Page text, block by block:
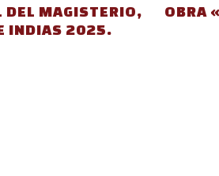
DEL MAGISTERIO,
INDIAS 2025.
OBRA